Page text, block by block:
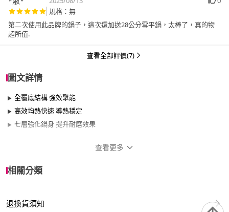
規格：無
第二次使用此品牌的鍋子，這次還加送28公分雪平鍋，太棒了，真的物
超所值.
查看全部評價(7)
圖文詳情
全覆底結構 強效聚能
高效均熱快速 導熱穩定
七層強化鍋身 提升耐磨效果
尺寸
查看更多
相關分類
退換貨須知